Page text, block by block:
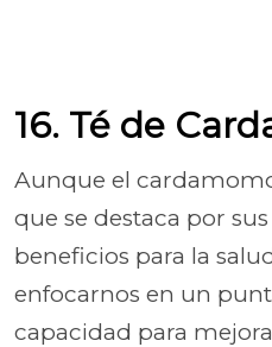
16. Té de
Aunque el
que se destaca por
beneficios para la
enfocarnos en un
capacidad para